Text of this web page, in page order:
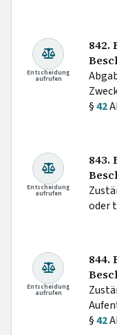
Entscheidung
aufrufen
842.
§42
Entscheidung
aufrufen
843.
oder
Entscheidung
aufrufen
844.
§42